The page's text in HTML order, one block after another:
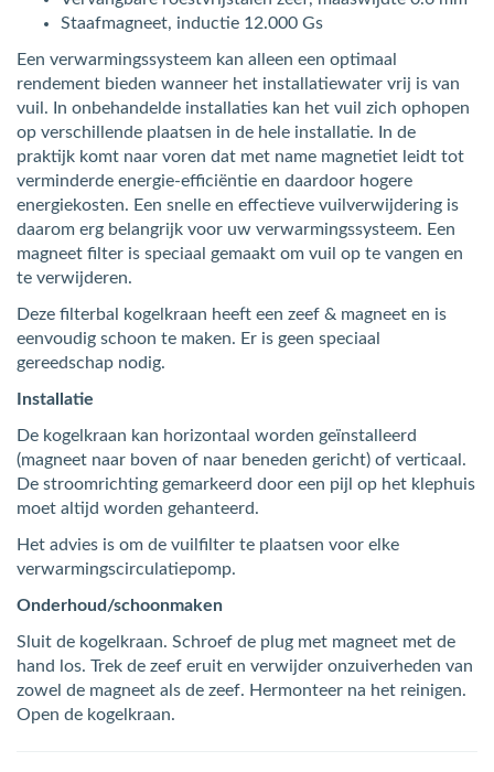
Staafmagneet, inductie 12.000 Gs
Een verwarmingssysteem kan alleen een optimaal
rendement bieden wanneer het installatiewater vrij is van
vuil. In onbehandelde installaties kan het vuil zich ophopen
op verschillende plaatsen in de hele installatie. In de
praktijk komt naar voren dat met name magnetiet leidt tot
verminderde energie-efficiëntie en daardoor hogere
energiekosten. Een snelle en effectieve vuilverwijdering is
daarom erg belangrijk voor uw verwarmingssysteem. Een
magneet filter is speciaal gemaakt om vuil op te vangen en
te verwijderen.
Deze filterbal kogelkraan heeft een zeef & magneet en is
eenvoudig schoon te maken. Er is geen speciaal
gereedschap nodig.
Installatie
De kogelkraan kan horizontaal worden geïnstalleerd
(magneet naar boven of naar beneden gericht) of verticaal.
De stroomrichting gemarkeerd door een pijl op het klephuis
moet altijd worden gehanteerd.
Het advies is om de vuilfilter te plaatsen voor elke
verwarmingscirculatiepomp.
Onderhoud/schoonmaken
Sluit de kogelkraan. Schroef de plug met magneet met de
hand los. Trek de zeef eruit en verwijder onzuiverheden van
zowel de magneet als de zeef. Hermonteer na het reinigen.
Open de kogelkraan.